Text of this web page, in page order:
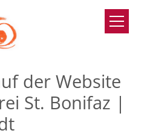
der Website
St. Bonifaz |